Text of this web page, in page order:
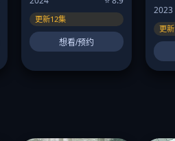
更新12集
想看/预约
2023
更